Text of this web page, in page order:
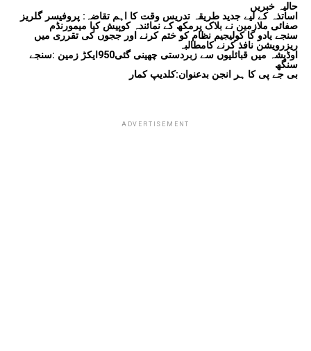
حالیہ خبریں
اساتذہ کے لیے جدید طریقہ تدریس وقت کا اہم تقاضہ: پروفیسر گلریز
صفائی ملازمین نے بلاک پرمکھ کے نمائندہ کوپیش کیا میمورنڈم
سنجے یادو کا کولیجیم نظام کو ختم کرنے اور ججوں کی تقرری میں
ریزرویشن نافذ کرنے کامطالبہ
اوڈیشہ میں قبائلیوں سے زبردستی چھینی گئی950ایکڑ زمین :سنجے
سنگھ
بی جے پی کا ہر انجن بدعنوان:کلدیپ کمار
ADVERTISEMENT